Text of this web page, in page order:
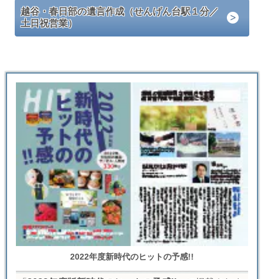
越谷・春日部の遺言作成（せんげん台駅１分／
土日祝営業）
2022年度新時代のヒットの予感!!